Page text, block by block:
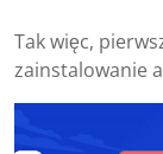
Tak więc,
zainstalowanie